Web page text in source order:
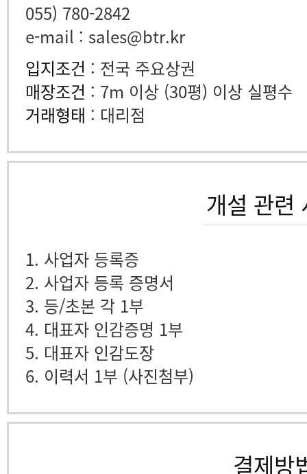
055) 780-2842
e-mail : sales@btr.kr
입지조건 : 전국 주요상권
매장조건 : 7m 이상 (30평) 이상 실평수
거래형태 : 대리점
개설 관련
1. 사업자 등록증
2. 사업자 등록 증명서
3. 등/초본 각 1부
4. 대표자 인감증명 1부
5. 대표자 인감도장
6. 이력서 1부 (사진첨부)
결제방